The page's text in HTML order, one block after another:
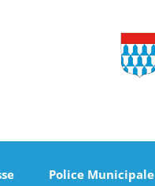
Police Municipale